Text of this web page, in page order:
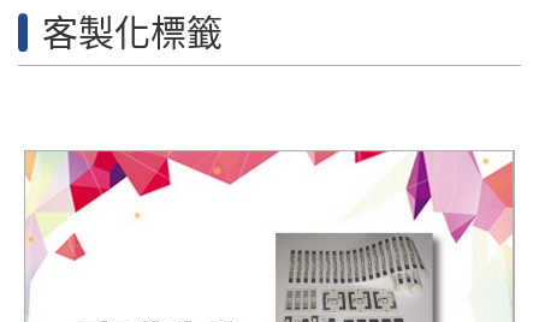
客製化標籤